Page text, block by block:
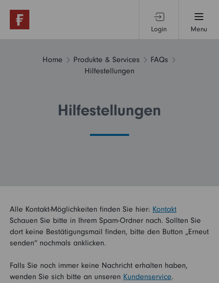
Login Menu
Produkte & Services
Privatanleger
Vertriebspartner
Institutioneller Anleger
Kontakt
Login
Home Produkte & Services
FAQs
Hilfestellungen
Hilfestellungen
Alle Kontakt-Möglichkeiten finden Sie hier: Kontakt
Schauen Sie bitte in Ihrem Spam-Ordner nach. Sollten Sie
dort keine Bestätigungsmail finden, bitte den Button „Erneut
senden“ nochmals anklicken.
Falls Sie noch immer keine Nachricht erhalten haben,
wenden Sie sich bitte an unseren Kundenservice.